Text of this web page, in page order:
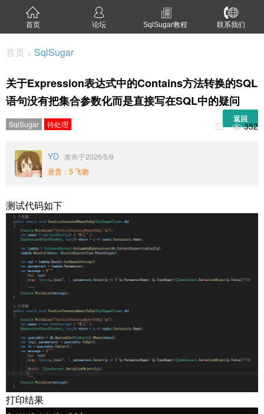
首页 论坛 SqlSugar教程 联系我们
首页 > SqlSugar
关于Expression表达式中的Contains方法转换的SQL
语句没有把集合参数化而是直接写在SQL中的疑问
返回
SqlSugar 待处理  352
YD 发布于2026/5/9
悬赏：5 飞吻
测试代码如下
打印结果